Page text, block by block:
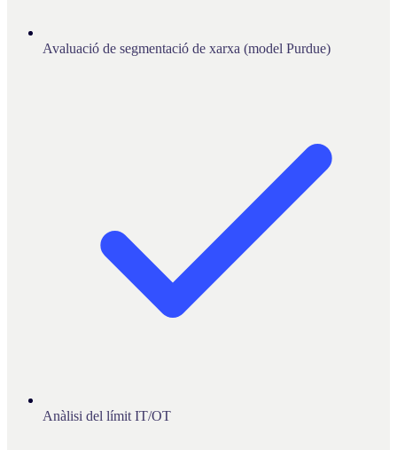
Avaluació de segmentació de xarxa (model Purdue)
Anàlisi del límit IT/OT